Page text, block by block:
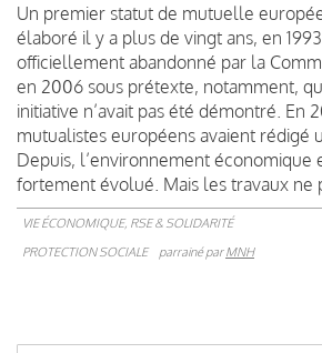
Un premier statut de mutuelle
élaboré il y a plus de vingt ans, en
officiellement abandonné par la
en 2006 sous prétexte, notamment,
initiative n’avait pas été démontré. En
mutualistes européens avaient rédigé
Depuis, l’environnement économique
fortement évolué. Mais les travaux ne
VIE ÉCONOMIQUE, RSE & SOLIDARITÉ
PROTECTION SOCIALE
parrainé parMNH